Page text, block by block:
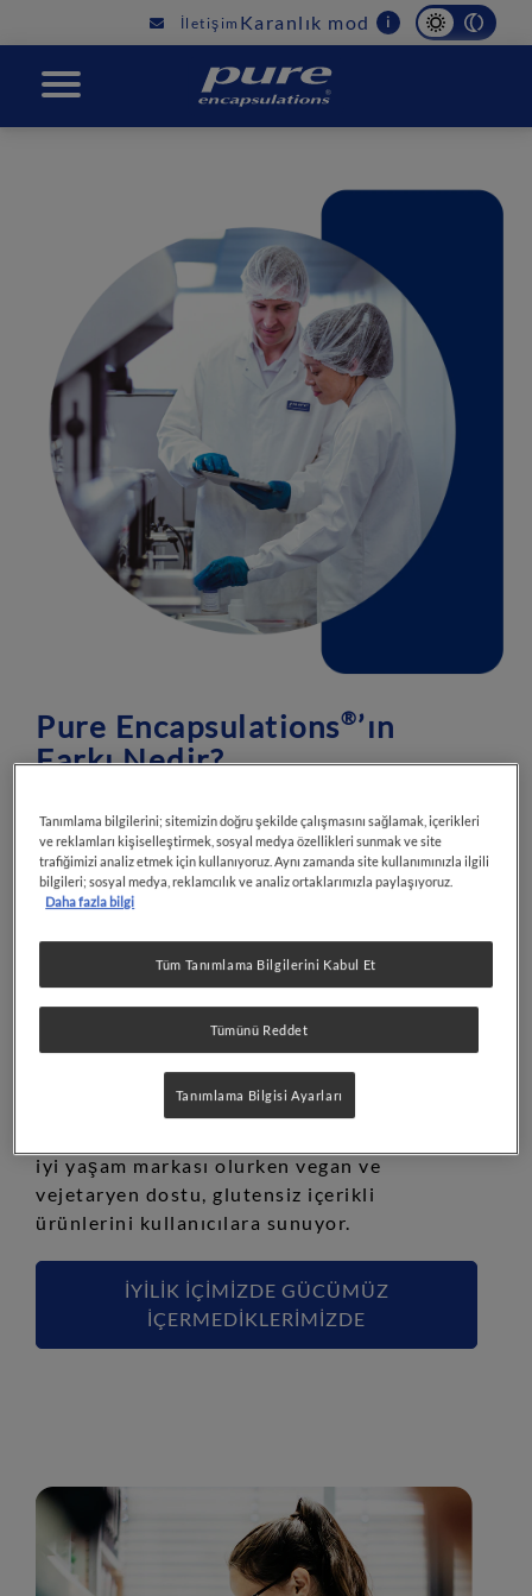
navigation
İletişim Karanlık mod i
PURE
Pure Encapsulations®’ın
Farkı Nedir?
kanıtlanabilir bilimle desteklenen ürünlerin
kullanılmasıyla hazırlanmış takviye edici
gıdaları sizlere sunmaktır.
Pure Encapsulations sadece içerdikleri ile
değil, ürünlerin içerisinde kullanmadığı
maddelerle de öne çıkıyor. Renklendiriciler,
tatlandırıcılar ve koruyucu maddeler
içermeyen ürünler, tüketicilere ulaşana
kadar ciddi testlerden geçiyor. Pure
Encapsulations®kalite standartlarını
iyi yaşam markası olurken vegan ve
vejetaryen dostu, glutensiz içerikli
ürünlerini kullanıcılara sunuyor.
İYİLİK İÇİMİZDE GÜCÜMÜZ
İÇERMEDİKLERİMİZDE
Tanımlama bilgilerini; sitemizin doğru şekilde çalışmasını sağlamak, içerikleri
ve reklamları kişiselleştirmek, sosyal medya özellikleri sunmak ve site
trafiğimizi analiz etmek için kullanıyoruz. Aynı zamanda site kullanımınızla ilgili
bilgileri; sosyal medya, reklamcılık ve analiz ortaklarımızla paylaşıyoruz.
Daha fazla bilgi
Tümünü Reddet
Tüm Tanımlama Bilgilerini Kabul Et
Tanımlama Bilgisi Ayarları